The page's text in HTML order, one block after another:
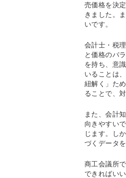
売価格を決
きました。
いです。
会計士・税
と価格のバ
を持ち、意
いることは
紐解く」た
ることで、
また、会計
向きやすい
じます。し
づくデータ
商工会議所
できればい